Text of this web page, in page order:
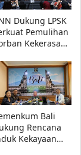
Dukung LPSK
Pemulihan
Kekerasan
Bantuan
Bali
Rencana
Kekayaan